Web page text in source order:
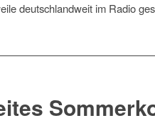
deutschlandweit im Radio